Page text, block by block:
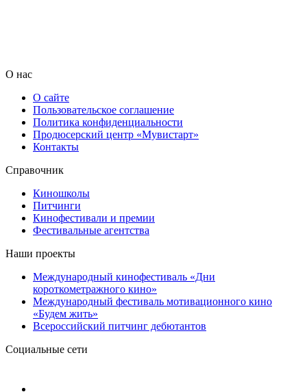
О нас
О сайте
Пользовательское соглашение
Политика конфиденциальности
Продюсерский центр «Мувистарт»
Контакты
Справочник
Киношколы
Питчинги
Кинофестивали и премии
Фестивальные агентства
Наши проекты
Международный кинофестиваль «Дни
короткометражного кино»
Международный фестиваль мотивационного кино
«Будем жить»
Всероссийский питчинг дебютантов
Социальные сети